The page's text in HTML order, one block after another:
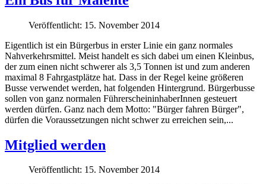
Veröffentlicht: 15. November 2014
Eigentlich ist ein Bürgerbus in erster Linie ein ganz normales
Nahverkehrsmittel. Meist handelt es sich dabei um einen Kleinbus,
der zum einen nicht schwerer als 3,5 Tonnen ist und zum anderen
maximal 8 Fahrgastplätze hat. Dass in der Regel keine größeren
Busse verwendet werden, hat folgenden Hintergrund. Bürgerbusse
sollen von ganz normalen FührerscheininhaberInnen gesteuert
werden dürfen. Ganz nach dem Motto: "Bürger fahren Bürger",
dürfen die Voraussetzungen nicht schwer zu erreichen sein,...
Mitglied werden
Veröffentlicht: 15. November 2014